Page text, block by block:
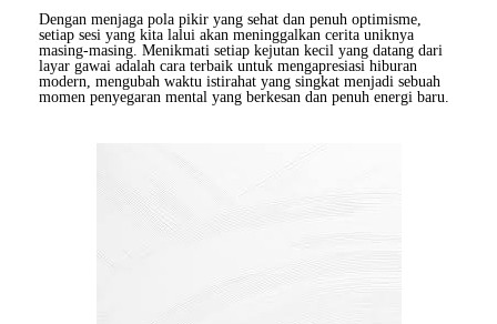
Dengan menjaga pola pikir yang sehat dan penuh optimisme,
setiap sesi yang kita lalui akan meninggalkan cerita uniknya
masing-masing. Menikmati setiap kejutan kecil yang datang dari
layar gawai adalah cara terbaik untuk mengapresiasi hiburan
modern, mengubah waktu istirahat yang singkat menjadi sebuah
momen penyegaran mental yang berkesan dan penuh energi baru.